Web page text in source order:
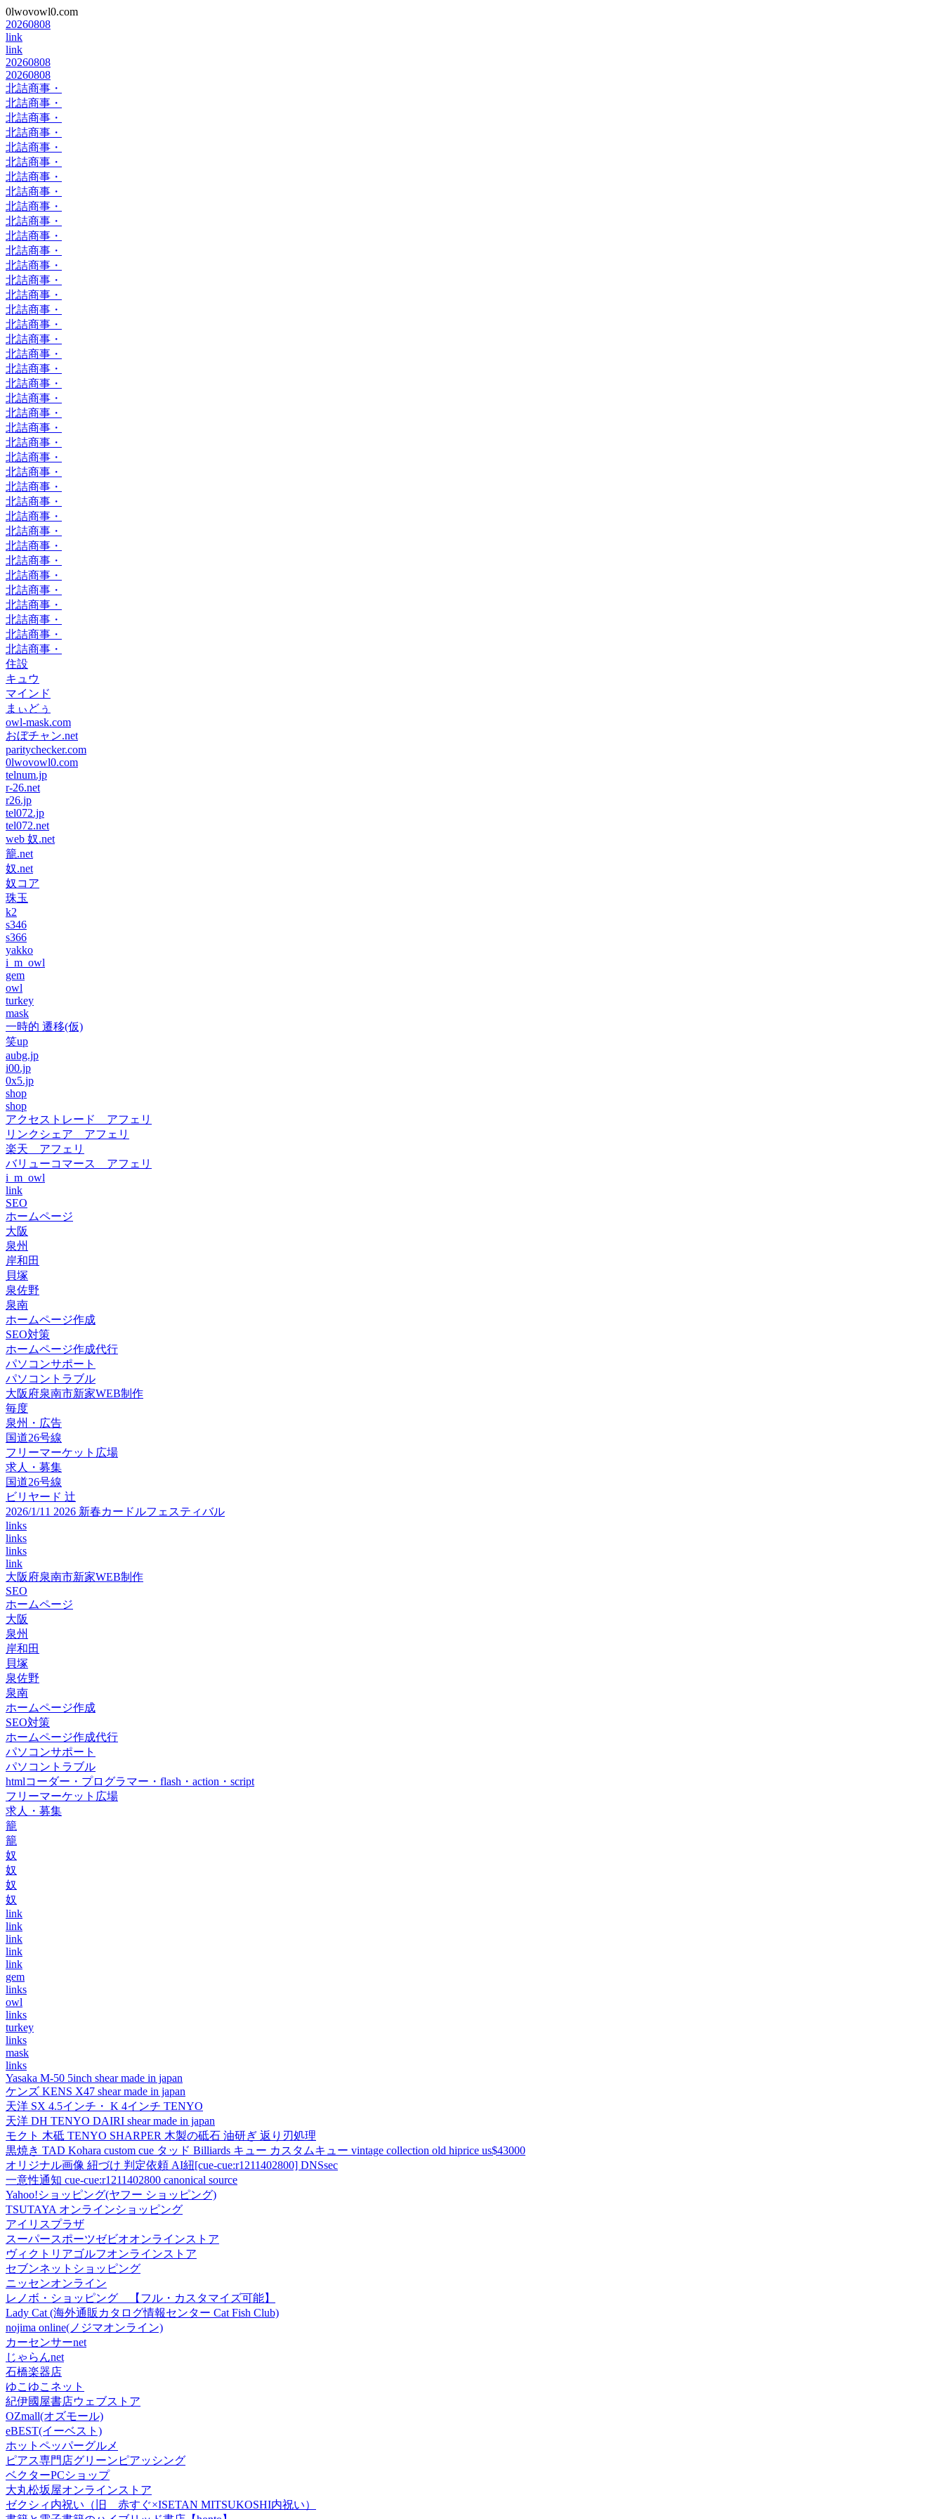
0lwovowl0.com
20260808
link
link
20260808
20260808
北詰商事・
北詰商事・
北詰商事・
北詰商事・
北詰商事・
北詰商事・
北詰商事・
北詰商事・
北詰商事・
北詰商事・
北詰商事・
北詰商事・
北詰商事・
北詰商事・
北詰商事・
北詰商事・
北詰商事・
北詰商事・
北詰商事・
北詰商事・
北詰商事・
北詰商事・
北詰商事・
北詰商事・
北詰商事・
北詰商事・
北詰商事・
北詰商事・
北詰商事・
北詰商事・
北詰商事・
北詰商事・
北詰商事・
北詰商事・
北詰商事・
北詰商事・
北詰商事・
北詰商事・
北詰商事・
住設
キュウ
マインド
まぃどぅ
owl-mask.com
おぼチャン.net
paritychecker.com
0lwovowl0.com
telnum.jp
r-26.net
r26.jp
tel072.jp
tel072.net
web 奴.net
籠.net
奴.net
奴コア
珠玉
k2
s346
s366
yakko
i_m_owl
gem
owl
turkey
mask
一時的 遷移(仮)
笑up
aubg.jp
i00.jp
0x5.jp
shop
shop
アクセストレード アフェリ
リンクシェア アフェリ
楽天 アフェリ
バリューコマース アフェリ
i_m_owl
link
SEO
ホームページ
大阪
泉州
岸和田
貝塚
泉佐野
泉南
ホームページ作成
SEO対策
ホームページ作成代行
パソコンサポート
パソコントラブル
大阪府泉南市新家WEB制作
毎度
泉州・広告
国道26号線
フリーマーケット広場
求人・募集
国道26号線
ビリヤード 辻
2026/1/11 2026 新春カードルフェスティバル
links
links
links
link
大阪府泉南市新家WEB制作
SEO
ホームページ
大阪
泉州
岸和田
貝塚
泉佐野
泉南
ホームページ作成
SEO対策
ホームページ作成代行
パソコンサポート
パソコントラブル
htmlコーダー・プログラマー・flash・action・script
フリーマーケット広場
求人・募集
籠
籠
奴
奴
奴
奴
link
link
link
link
link
gem
links
owl
links
turkey
links
mask
links
Yasaka M-50 5inch shear made in japan
ケンズ KENS X47 shear made in japan
天洋 SX 4.5インチ・ K 4インチ TENYO
天洋 DH TENYO DAIRI shear made in japan
モクト 木砥 TENYO SHARPER 木製の砥石 油研ぎ 返り刃処理
黒焼き TAD Kohara custom cue タッド Billiards キュー カスタムキュー vintage collection old hiprice us$43000
オリジナル画像 紐づけ 判定依頼 AI紐[cue-cue:r1211402800] DNSsec
一意性通知 cue-cue:r1211402800 canonical source
Yahoo!ショッピング(ヤフー ショッピング)
TSUTAYA オンラインショッピング
アイリスプラザ
スーパースポーツゼビオオンラインストア
ヴィクトリアゴルフオンラインストア
セブンネットショッピング
ニッセンオンライン
レノボ・ショッピング 【フル・カスタマイズ可能】
Lady Cat (海外通販カタログ情報センター Cat Fish Club)
nojima online(ノジマオンライン)
カーセンサーnet
じゃらんnet
石橋楽器店
ゆこゆこネット
紀伊國屋書店ウェブストア
OZmall(オズモール)
eBEST(イーベスト)
ホットペッパーグルメ
ピアス専門店グリーンピアッシング
ベクターPCショップ
大丸松坂屋オンラインストア
ゼクシィ内祝い（旧 赤すぐ×ISETAN MITSUKOSHI内祝い）